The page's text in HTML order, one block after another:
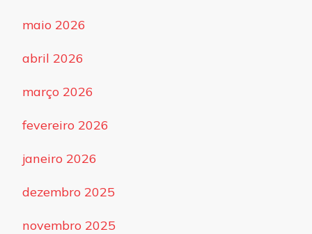
maio 2026
abril 2026
março 2026
fevereiro 2026
janeiro 2026
dezembro 2025
novembro 2025